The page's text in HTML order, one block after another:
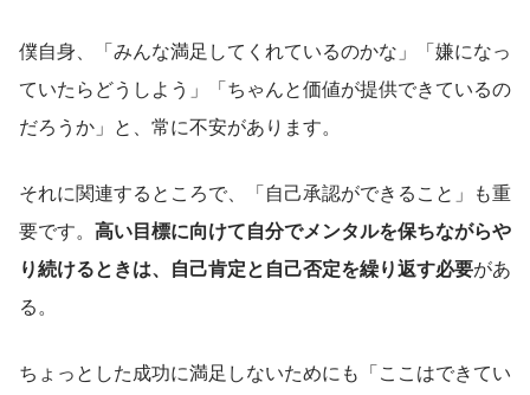
僕自身、「みんな満足してくれているのかな」「嫌になっ
ていたらどうしよう」「ちゃんと価値が提供できているの
だろうか」と、常に不安があります。
それに関連するところで、「自己承認ができること」も重
要です。 高い目標に向けて自分でメンタルを保ちながらや
り続けるときは、自己肯定と自己否定を繰り返す必要があ
る。
ちょっとした成功に満足しないためにも「ここはできてい